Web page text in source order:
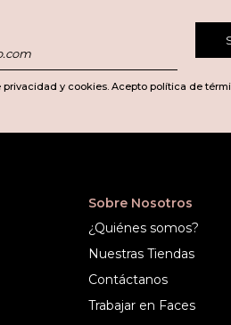
y cookies. Acepto política de
Sobre Nosotros
¿Quiénes somos?
Nuestras Tiendas
Contáctanos
Trabajar en Faces